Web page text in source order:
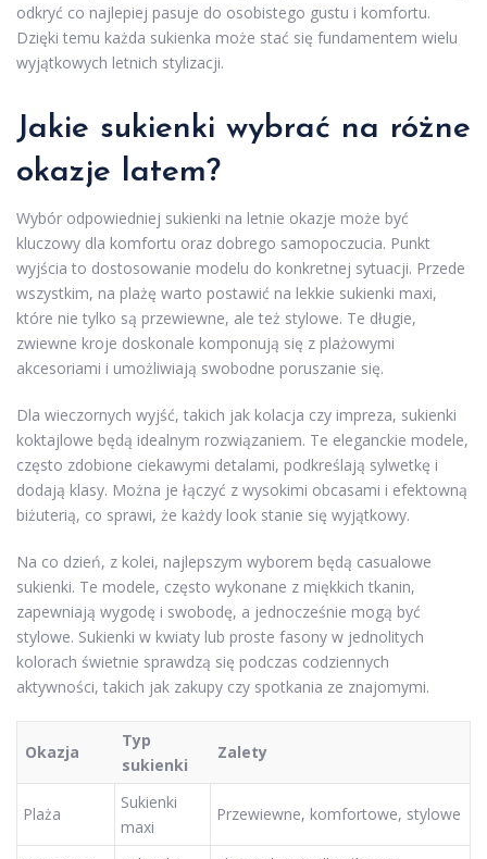
odkryć co najlepiej pasuje do osobistego gustu i komfortu.
Dzięki temu każda sukienka może stać się fundamentem wielu
wyjątkowych letnich stylizacji.
Jakie sukienki wybrać na różne
okazje latem?
Wybór odpowiedniej sukienki na letnie okazje może być
kluczowy dla komfortu oraz dobrego samopoczucia. Punkt
wyjścia to dostosowanie modelu do konkretnej sytuacji. Przede
wszystkim, na plażę warto postawić na lekkie sukienki maxi,
które nie tylko są przewiewne, ale też stylowe. Te długie,
zwiewne kroje doskonale komponują się z plażowymi
akcesoriami i umożliwiają swobodne poruszanie się.
Dla wieczornych wyjść, takich jak kolacja czy impreza, sukienki
koktajlowe będą idealnym rozwiązaniem. Te eleganckie modele,
często zdobione ciekawymi detalami, podkreślają sylwetkę i
dodają klasy. Można je łączyć z wysokimi obcasami i efektowną
biżuterią, co sprawi, że każdy look stanie się wyjątkowy.
Na co dzień, z kolei, najlepszym wyborem będą casualowe
sukienki. Te modele, często wykonane z miękkich tkanin,
zapewniają wygodę i swobodę, a jednocześnie mogą być
stylowe. Sukienki w kwiaty lub proste fasony w jednolitych
kolorach świetnie sprawdzą się podczas codziennych
aktywności, takich jak zakupy czy spotkania ze znajomymi.
Okazja
Typ
sukienki
Zalety
Plaża
Sukienki
maxi
Przewiewne, komfortowe, stylowe